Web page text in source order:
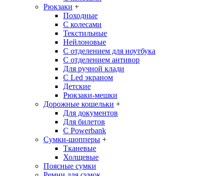
Рюкзаки +
Походные
С колесами
Текстильные
Нейлоновые
С отделением для ноутбука
С отделением антивор
Для ручной клади
С Led экраном
Детские
Рюкзаки-мешки
Дорожные кошельки +
Для документов
Для билетов
С Powerbank
Сумки-шопперы +
Тканевые
Холщевые
Поясные сумки